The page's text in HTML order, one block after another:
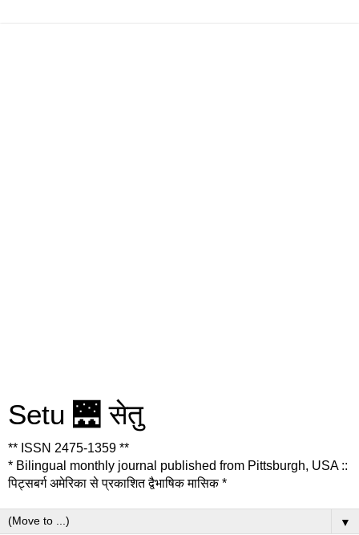
Setu 🌉 सेतु
** ISSN 2475-1359 **
* Bilingual monthly journal published from Pittsburgh, USA ::
पिट्सबर्ग अमेरिका से प्रकाशित द्वैभाषिक मासिक *
▼